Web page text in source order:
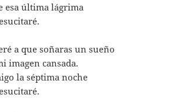
esa última lágrima
a que soñaras un sueño
imagen cansada.
la séptima noche